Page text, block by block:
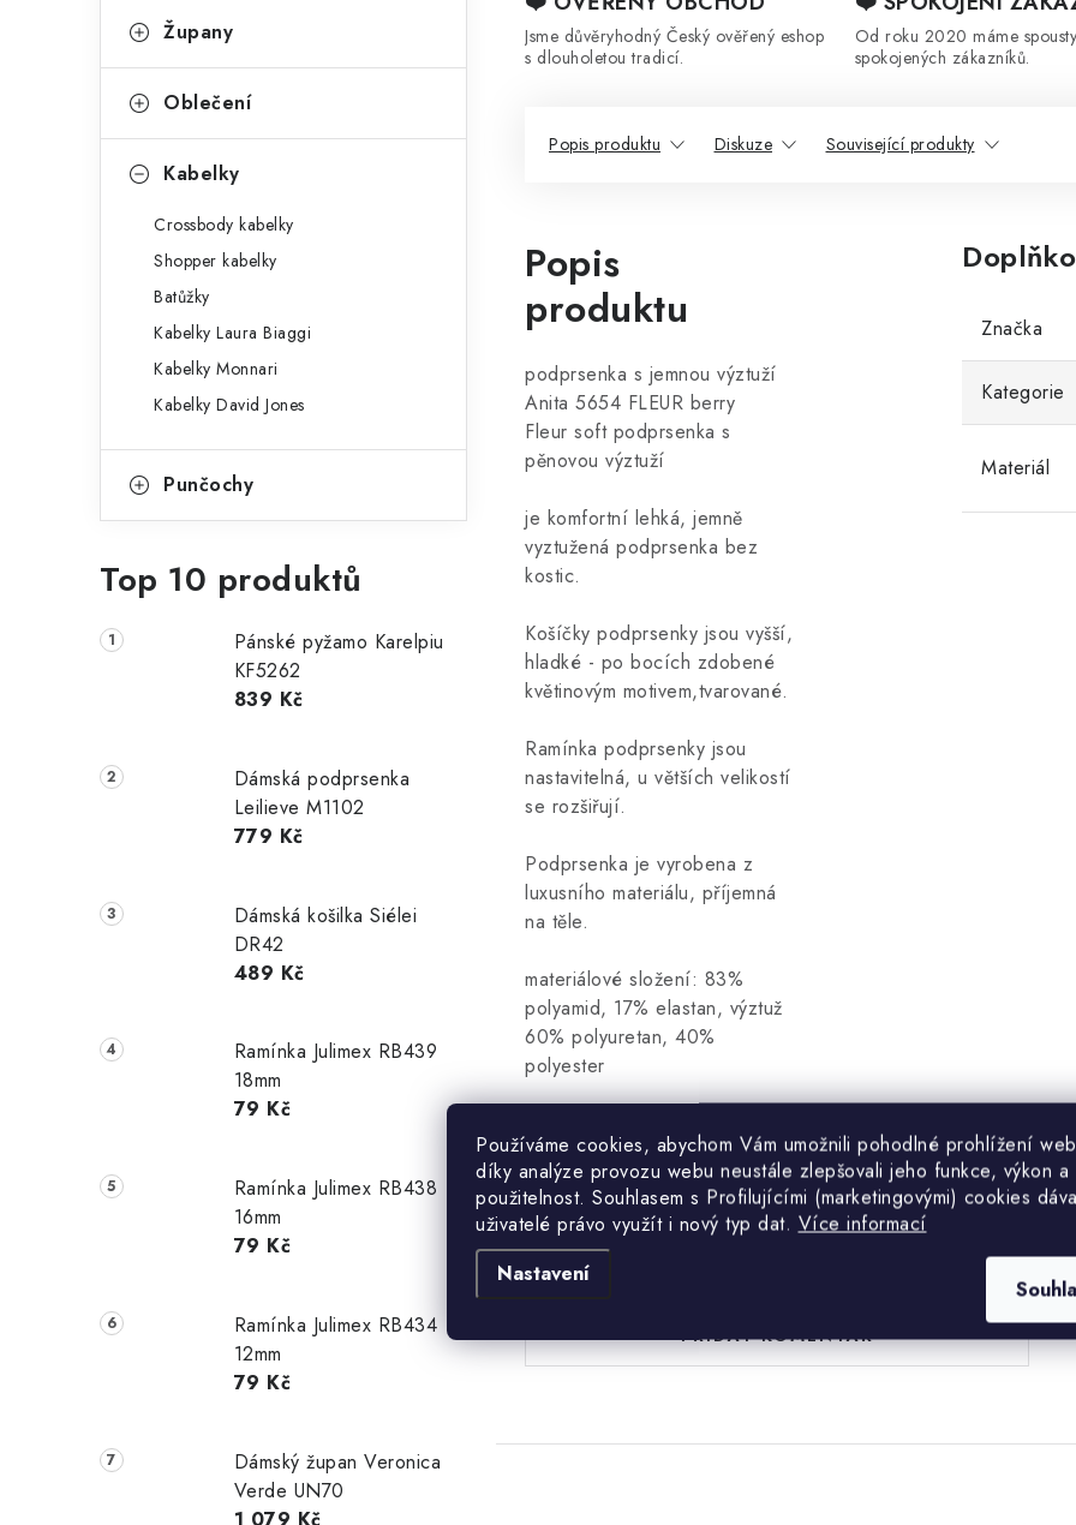
Používáme cookies, abychom Vám umožnili pohodlné prohlížení
díky analýze provozu webu neustále zlepšovali jeho funkce, výkon a
použitelnost. Souhlasem s Profilujícími (marketingovými) cookies
uživatelé právo využít i nový typ dat. Více informací
Nastavení
Župany
Oblečení
Kabelky
Crossbody kabelky
Shopper kabelky
Batůžky
Kabelky Laura Biaggi
Kabelky Monnari
Kabelky David Jones
Punčochy
Top 10 produktů
Pánské pyžamo Karelpiu
KF5262
839 Kč
Dámská podprsenka
Leilieve M1102
779 Kč
Dámská košilka Siélei
DR42
489 Kč
Ramínka Julimex RB439
18mm
79 Kč
Ramínka Julimex RB438
16mm
79 Kč
Ramínka Julimex RB434
12mm
79 Kč
Dámský župan Veronica
Verde UN70
1 079 Kč
Jsme důvěryhodný Český ověřený eshop
s dlouholetou tradicí.
Od roku 2020 máme spousty
spokojených zákazníků.
Popis produktu Diskuze Související produkty
Popis
produktu
podprsenka s jemnou výztuží
Anita 5654 FLEUR berry
Fleur soft podprsenka s
pěnovou výztuží
je komfortní lehká, jemně
vyztužená podprsenka bez
kostic.
Košíčky podprsenky jsou vyšší,
hladké - po bocích zdobené
květinovým motivem,tvarované.
Ramínka podprsenky jsou
nastavitelná, u větších velikostí
se rozšiřují.
Podprsenka je vyrobena z
luxusního materiálu, příjemná
na těle.
materiálové složení: 83%
polyamid, 17% elastan, výztuž
60% polyuretan, 40%
polyester
Značka
Kategorie
Materiál
Buďte první, kdo napíše příspěvek k této položce.
PŘIDAT KOMENTÁŘ